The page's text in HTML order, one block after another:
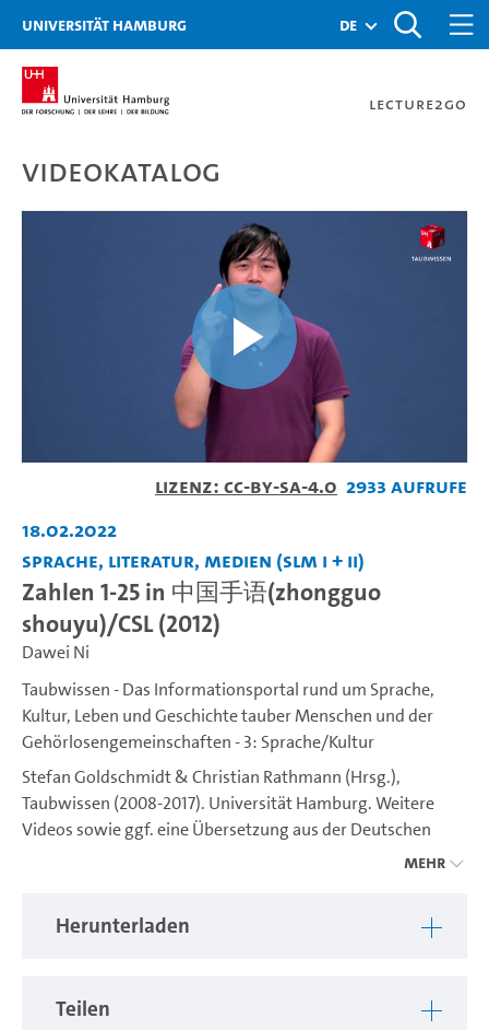
Zur Metanavigation
Zur Hauptnavigation
Zur Suche
Zum Inhalt
Zum Seitenfuss
Universität Hamburg de
Lecture2Go
Zahlen 1-25 in 中国手语
Videokatalog
Video
Lizenz: CC-BY-SA-4.0 2933 Aufrufe
18.02.2022
Sprache, Literatur, Medien (SLM I + II)
Zahlen 1-25 in 中国手语(zhongguo
shouyu)/CSL (2012)
Dawei Ni
Taubwissen - Das Informationsportal rund um Sprache,
Kultur, Leben und Geschichte tauber Menschen und der
Gehörlosengemeinschaften - 3: Sprache/Kultur
Stefan Goldschmidt & Christian Rathmann (Hrsg.),
Taubwissen (2008-2017). Universität Hamburg. Weitere
Videos sowie ggf. eine Übersetzung aus der Deutschen
Gebärdensprache und Kommunikation Gehörloser).
Mehr
Herunterladen
Teilen